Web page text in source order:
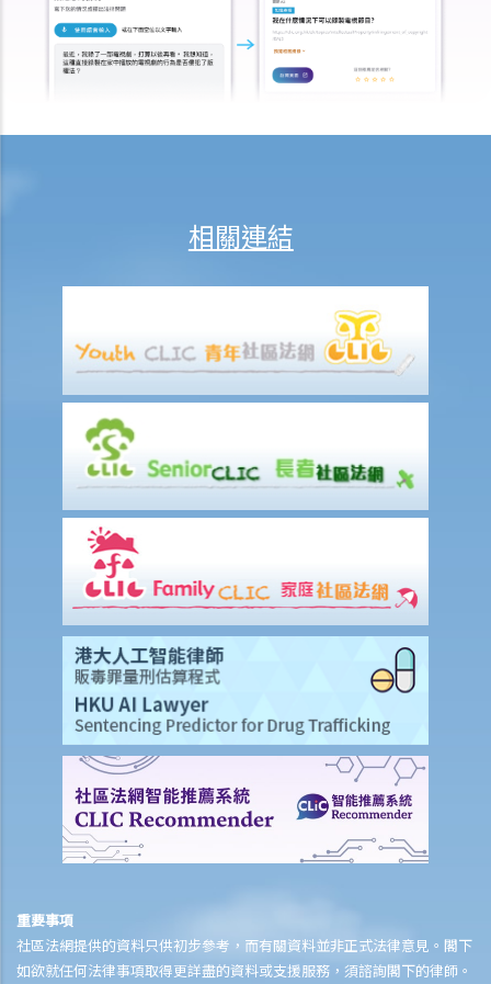
涉及非致命意外的申索
若我因人身傷害提出申索，可否申請法律援助？
法律援助輔助計劃
涉及致命意外的申索
死因裁判法庭有甚麼作用？
火災中受傷的僱員
因工受傷以及有關補償
怎樣才算是因工及在僱用期間遭遇意外（簡稱工傷意外）？
在甚麼情況下，僱主不需要為其僱員的工傷負上賠償責任？
賠償項目
我的配偶在工作時因意外而死亡，我或我的家人可獲哪些賠償？
我在工作時因遇到意外而受傷及導致傷殘，我或我的家人可獲哪些賠
除上述的賠償外，我可否就工傷而獲得其他賠償（例如醫藥費）？
工傷或有關意外之報告
僱主向勞工處報告與工作有關的意外之時限是多久？
僱員可否向勞工處報告與工作有關的意外？
其他有關工傷的事項
若然我不能與僱主和平地解決工傷賠償問題，將案件呈交法院的時限是
多久？
相關連結
重要事項
社區法網提供的資料只供初步參考，而有關資料並非正式法律意見。閣下
如欲就任何法律事項取得更詳盡的資料或支援服務，須諮詢閣下的律師。